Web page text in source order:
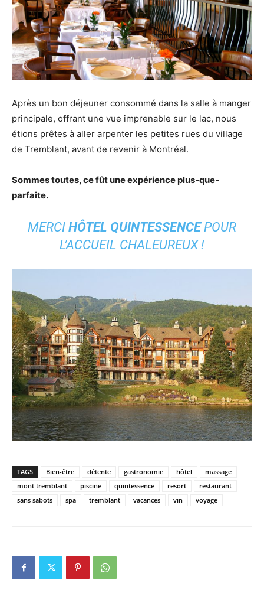
Après un bon déjeuner consommé dans la salle à manger
principale, offrant une vue imprenable sur le lac, nous
étions prêtes à aller arpenter les petites rues du village
de Tremblant, avant de revenir à Montréal.
Sommes toutes, ce fût une expérience plus-que-
parfaite.
MERCI HÔTEL QUINTESSENCEPOUR
L’ACCUEIL CHALEUREUX !
TAGS Bien-être détente gastronomie hôtel
massage
mont tremblant
piscine quintessence resort
restaurant
sans sabots
spa tremblant vacances vin voyage